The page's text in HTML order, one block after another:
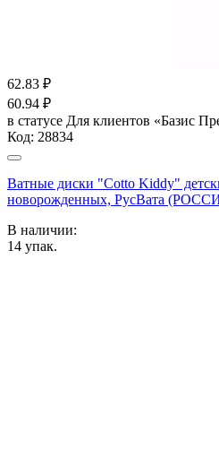
62.83 ₽
60.94 ₽
в статусе Для клиентов «Базис
Код: 28834
Ватные диски "Cotto Kiddy"
новорожденных, РусВата
В наличии:
14 упак.